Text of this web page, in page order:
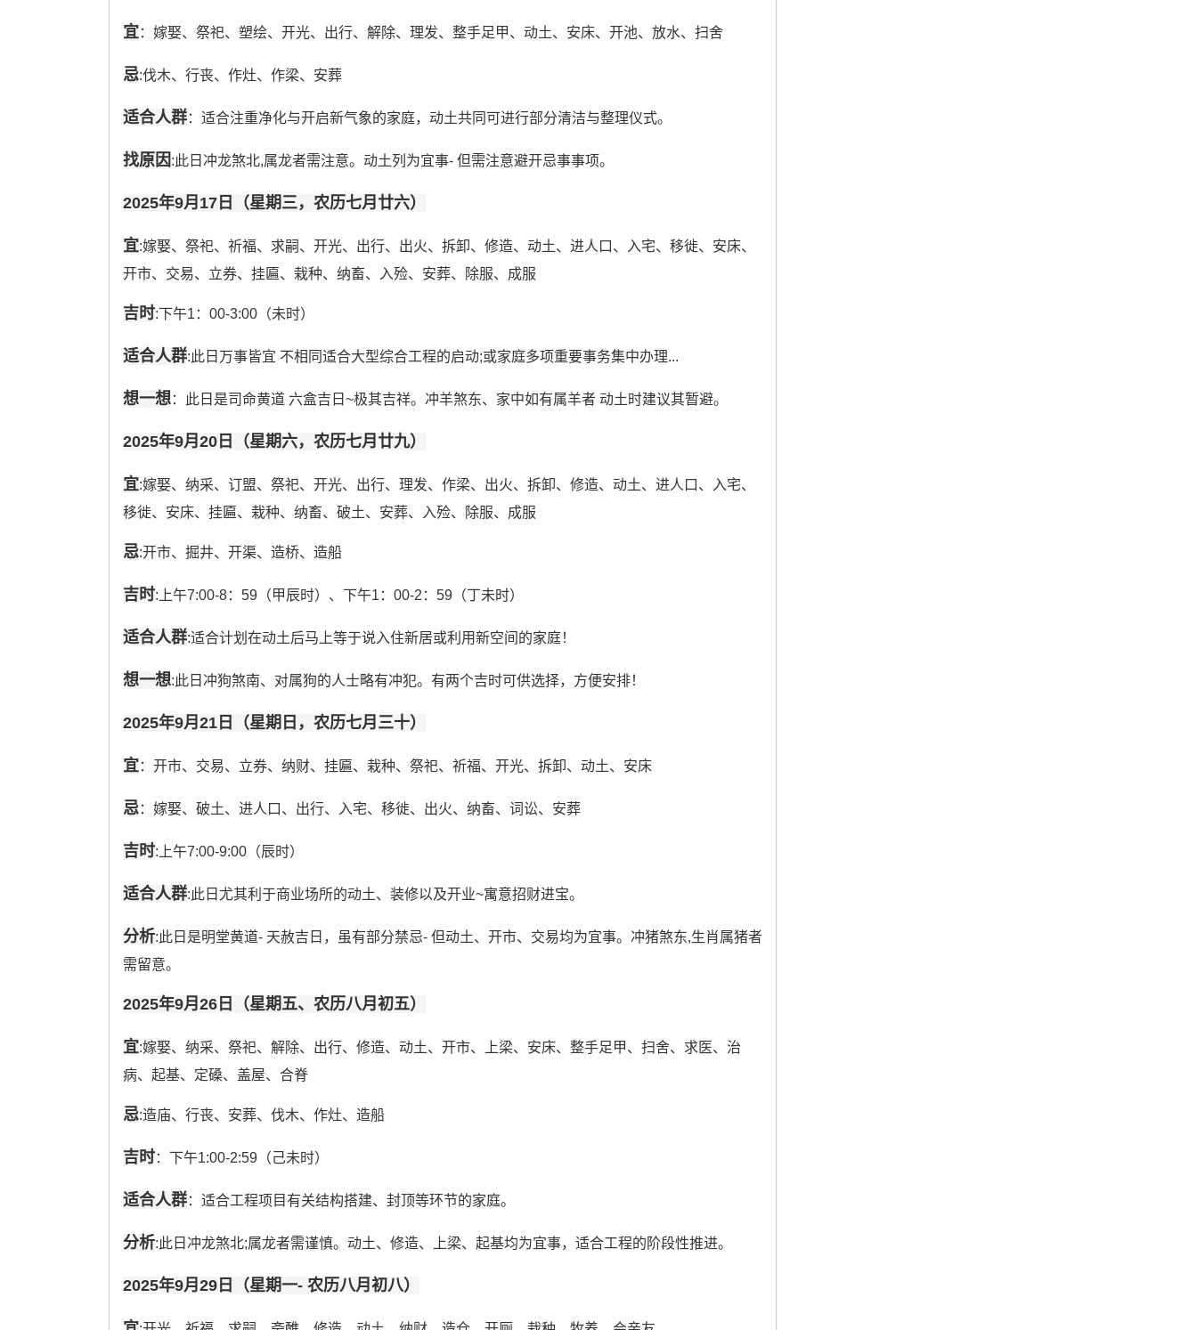
宜：嫁娶、祭祀、塑绘、开光、出行、解除、理发、整手足甲、动土、安床、开池、放水、扫舍
忌:伐木、行丧、作灶、作梁、安葬
适合人群：适合注重净化与开启新气象的家庭，动土共同可进行部分清洁与整理仪式。
找原因 :此日冲龙煞北,属龙者需注意。动土列为宜事- 但需注意避开忌事事项。
2025年9月17日（星期三，农历七月廿六）
宜:嫁娶、祭祀、祈福、求嗣、开光、出行、出火、拆卸、修造、动土、进人口、入宅、移徙、安床、
开市、交易、立券、挂匾、栽种、纳畜、入殓、安葬、除服、成服
吉时:下午1：00-3:00（未时）
适合人群:此日万事皆宜 不相同适合大型综合工程的启动;或家庭多项重要事务集中办理...
想一想：此日是司命黄道 六盒吉日~极其吉祥。冲羊煞东、家中如有属羊者 动土时建议其暂避。
2025年9月20日（星期六，农历七月廿九）
宜:嫁娶、纳采、订盟、祭祀、开光、出行、理发、作梁、出火、拆卸、修造、动土、进人口、入宅、
移徙、安床、挂匾、栽种、纳畜、破土、安葬、入殓、除服、成服
忌:开市、掘井、开渠、造桥、造船
吉时:上午7:00-8：59（甲辰时）、下午1：00-2：59（丁未时）
适合人群:适合计划在动土后马上等于说入住新居或利用新空间的家庭！
想一想:此日冲狗煞南、对属狗的人士略有冲犯。有两个吉时可供选择，方便安排！
2025年9月21日（星期日，农历七月三十）
宜：开市、交易、立券、纳财、挂匾、栽种、祭祀、祈福、开光、拆卸、动土、安床
忌：嫁娶、破土、进人口、出行、入宅、移徙、出火、纳畜、词讼、安葬
吉时:上午7:00-9:00（辰时）
适合人群:此日尤其利于商业场所的动土、装修以及开业~寓意招财进宝。
分析:此日是明堂黄道- 天赦吉日，虽有部分禁忌- 但动土、开市、交易均为宜事。冲猪煞东,生肖属猪者
需留意。
2025年9月26日（星期五、农历八月初五）
宜:嫁娶、纳采、祭祀、解除、出行、修造、动土、开市、上梁、安床、整手足甲、扫舍、求医、治
病、起基、定磉、盖屋、合脊
忌:造庙、行丧、安葬、伐木、作灶、造船
吉时：下午1:00-2:59（己未时）
适合人群：适合工程项目有关结构搭建、封顶等环节的家庭。
分析:此日冲龙煞北;属龙者需谨慎。动土、修造、上梁、起基均为宜事，适合工程的阶段性推进。
2025年9月29日（星期一- 农历八月初八）